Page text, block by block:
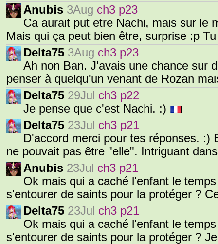
Anubis 3Aug ch3 p23
Ca aurait put etre Nachi, mais sur le
Mais qui ça peut bien être, surprise :p
Delta75 3Aug ch3 p23
Ah non Ban. J'avais une chance sur
penser à quelqu'un venant de Rozan
Delta75 29Jul ch3 p22
Je pense que c'est Nachi. :)
Delta75 23Jul ch3 p21
D'accord merci pour tes réponses. :)
ne pouvait pas être "elle". Intriguant
Anubis 23Jul ch3 p21
Ok mais qui a caché l'enfant le
s'entourer de saints pour la protéger ?
Delta75 23Jul ch3 p21
Ok mais qui a caché l'enfant le
s'entourer de saints pour la protéger ?